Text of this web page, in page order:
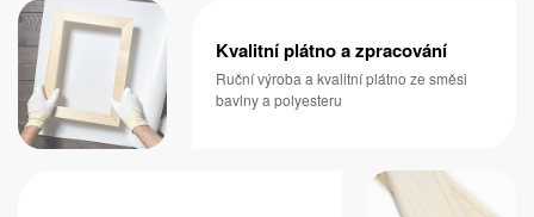
Kvalitní plátno a zpracování
Ruční výroba a kvalitní plátno ze směsi
bavlny a polyesteru